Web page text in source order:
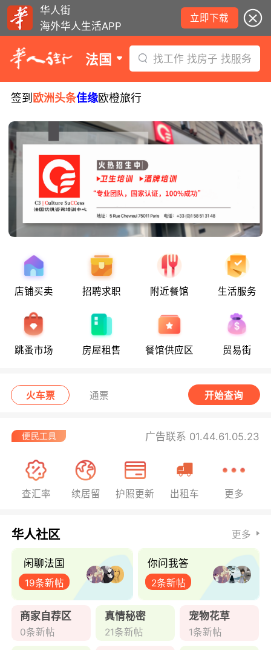
华人街
海外华人生活APP
立即下载
法国 找工作 找房子 找服务
签到 欧洲头条佳缘欧橙旅行
店铺买卖 招聘求职 附近餐馆 生活服务
跳蚤市场 房屋租售 餐馆供应区 贸易街
火车票 通票 开始查询
广告联系 01.44.61.05.23
查汇率 续居留 护照更新 出租车 更多
华人社区 更多
闲聊法国
19条新帖
你问我答
2条新帖
商家自荐区
0条新帖
真情秘密
21条新帖
宠物花草
1条新帖